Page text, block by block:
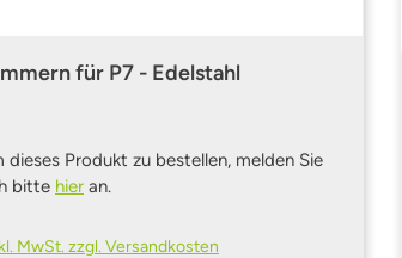
für P7 - Edelstahl
dieses Produkt zu bestellen, melden Sie
bitte hier an.
MwSt. zzgl. Versandkosten